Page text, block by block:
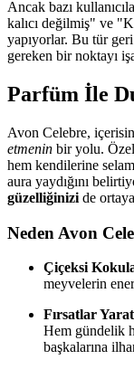
Ancak bazı
kalıcı değilmiş" ve
yapıyorlar. Bu tür
gereken bir noktayı
Parfüm İle
Avon Celebre,
etmenin bir yolu.
hem kendilerine
aura yaydığını
güzelliğinizi de
Neden Avon
Çiçeksi
meyvelerin
Fırsatlar
Hem gündelik
başkalarına